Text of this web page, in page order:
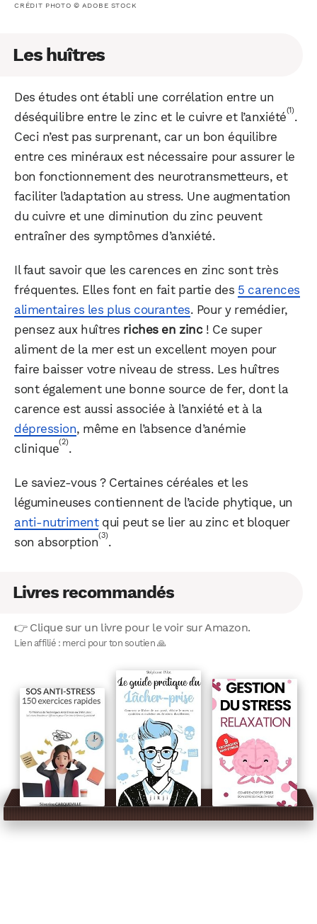
CRÉDIT PHOTO © ADOBE STOCK
Les huîtres
Des études ont établi une corrélation entre un
déséquilibre entre le zinc et le cuivre et l’anxiété(1).
Ceci n’est pas surprenant, car un bon équilibre
entre ces minéraux est nécessaire pour assurer le
bon fonctionnement des neurotransmetteurs, et
faciliter l’adaptation au stress. Une augmentation
du cuivre et une diminution du zinc peuvent
entraîner des symptômes d’anxiété.
Il faut savoir que les carences en zinc sont très
fréquentes. Elles font en fait partie des 5 carences
alimentaires les plus courantes. Pour y remédier,
pensez aux huîtres riches en zinc! Ce super
aliment de la mer est un excellent moyen pour
faire baisser votre niveau de stress. Les huîtres
sont également une bonne source de fer, dont la
carence est aussi associée à l’anxiété et à la
dépression, même en l’absence d’anémie
clinique(2).
Le saviez-vous ? Certaines céréales et les
légumineuses contiennent de l’acide phytique, un
anti-nutrimentqui peut se lier au zinc et bloquer
son absorption(3).
Livres recommandés
👉 Clique sur un livre pour le voir sur Amazon.
Lien affilié : merci pour ton soutien 🙏